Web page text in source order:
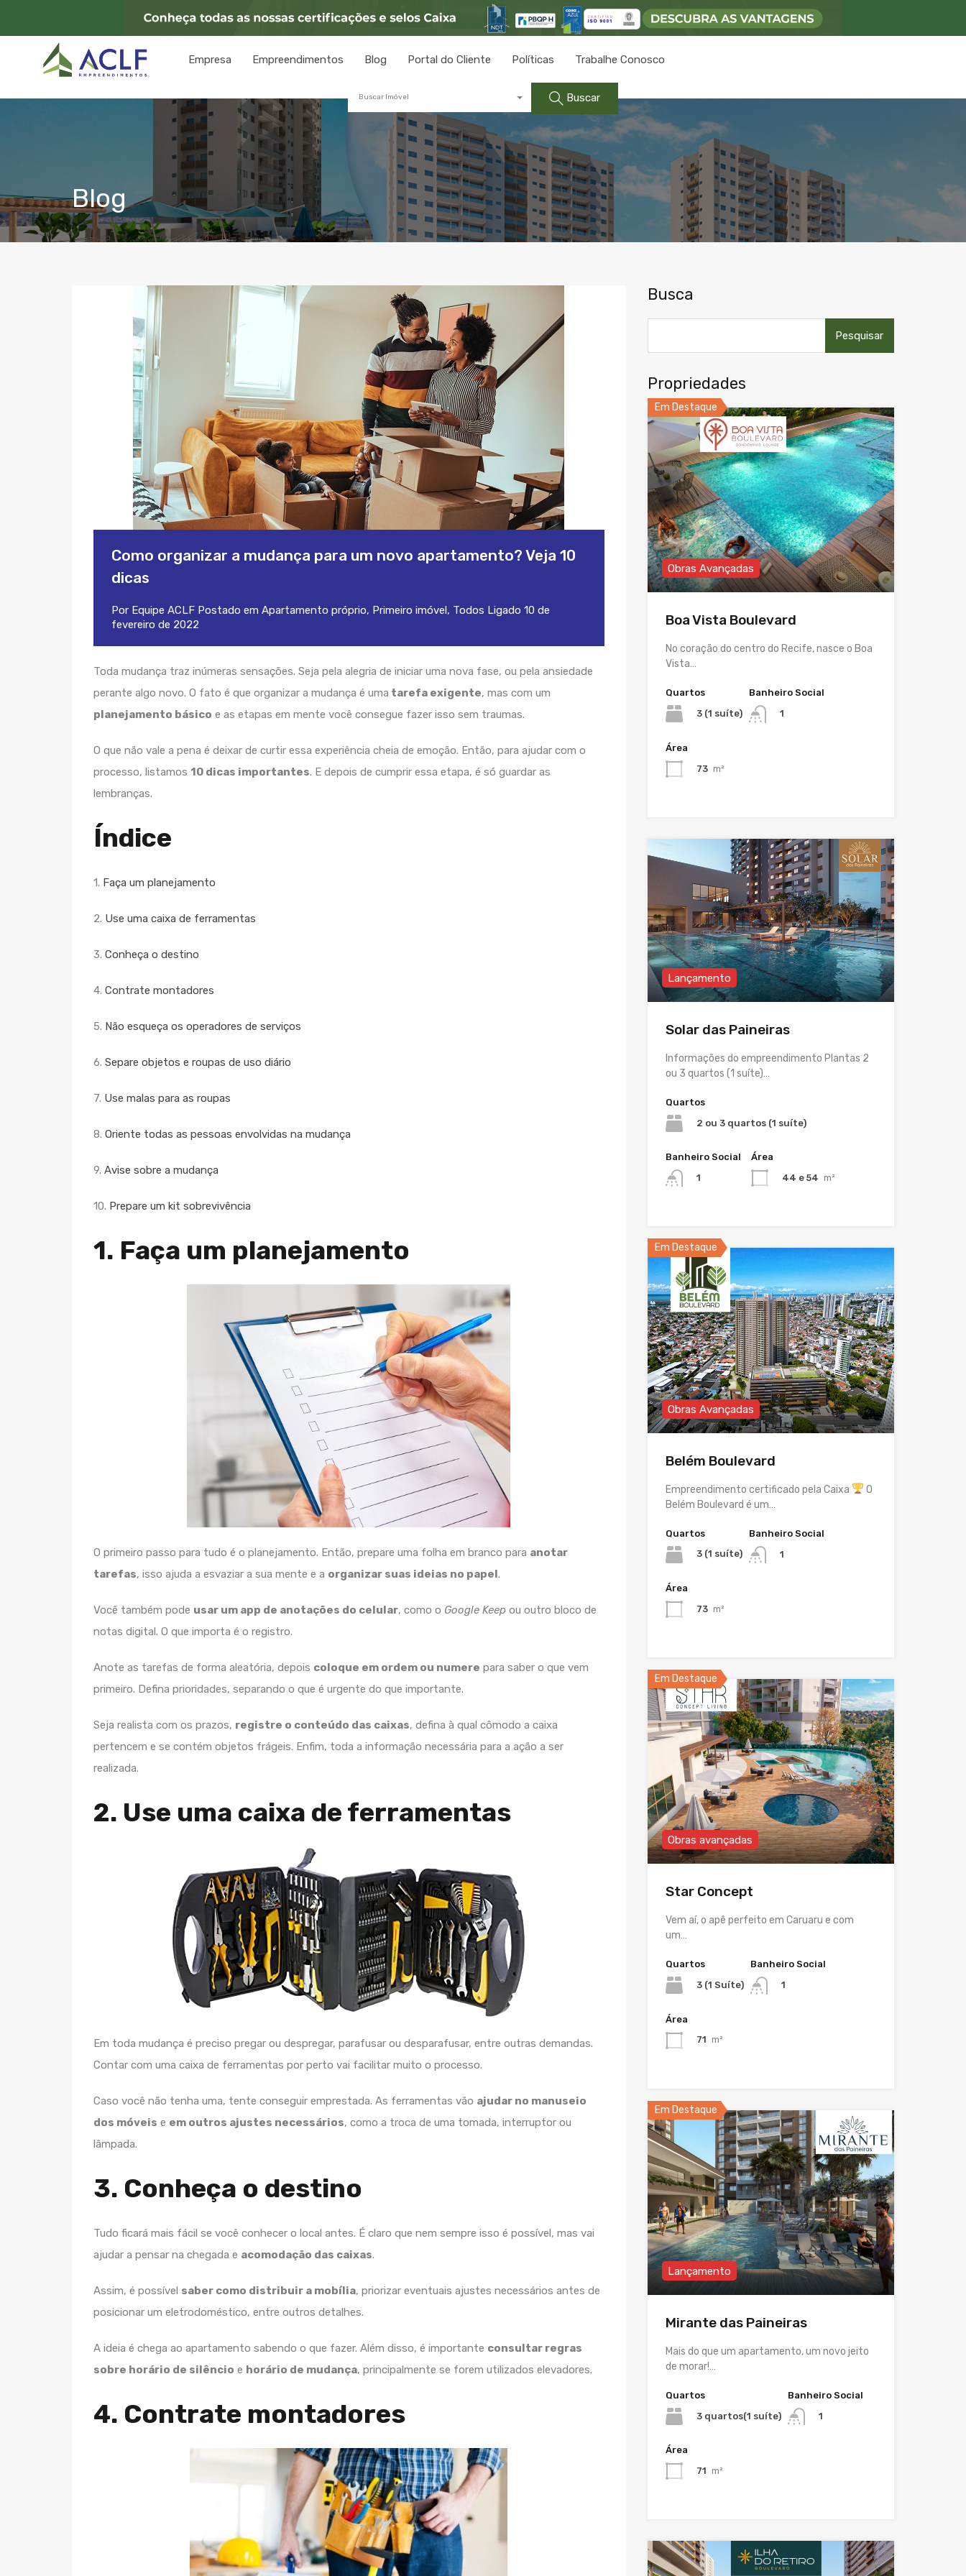
Empresa Empreendimentos Blog Portal do Cliente Políticas Trabalhe Conosco
Buscar Imóvel Buscar
Blog
Como organizar a mudança para um novo apartamento? Veja 10
dicas
Por Equipe ACLF Postado em Apartamento próprio, Primeiro imóvel, Todos Ligado 10 de
fevereiro de 2022
Toda mudança traz inúmeras sensações. Seja pela alegria de iniciar uma nova fase, ou pela ansiedade
perante algo novo. O fato é que organizar a mudança é uma tarefa exigente, mas com um
planejamento básico e as etapas em mente você consegue fazer isso sem traumas.
O que não vale a pena é deixar de curtir essa experiência cheia de emoção. Então, para ajudar com o
processo, listamos 10 dicas importantes. E depois de cumprir essa etapa, é só guardar as
lembranças.
Índice
1. Faça um planejamento
2. Use uma caixa de ferramentas
3. Conheça o destino
4. Contrate montadores
5. Não esqueça os operadores de serviços
6. Separe objetos e roupas de uso diário
7. Use malas para as roupas
8. Oriente todas as pessoas envolvidas na mudança
9. Avise sobre a mudança
10. Prepare um kit sobrevivência
1. Faça um planejamento
O primeiro passo para tudo é o planejamento. Então, prepare uma folha em branco para anotar
tarefas, isso ajuda a esvaziar a sua mente e a organizar suas ideias no papel.
Você também pode usar um app de anotações do celular, como o Google Keep ou outro bloco de
notas digital. O que importa é o registro.
Anote as tarefas de forma aleatória, depois coloque em ordem ou numere para saber o que vem
primeiro. Defina prioridades, separando o que é urgente do que importante.
Seja realista com os prazos, registre o conteúdo das caixas, defina à qual cômodo a caixa
pertencem e se contém objetos frágeis. Enfim, toda a informação necessária para a ação a ser
realizada.
2. Use uma caixa de ferramentas
Em toda mudança é preciso pregar ou despregar, parafusar ou desparafusar, entre outras demandas.
Contar com uma caixa de ferramentas por perto vai facilitar muito o processo.
Caso você não tenha uma, tente conseguir emprestada. As ferramentas vão ajudar no manuseio
dos móveis e em outros ajustes necessários, como a troca de uma tomada, interruptor ou
lâmpada.
3. Conheça o destino
Tudo ficará mais fácil se você conhecer o local antes. É claro que nem sempre isso é possível, mas vai
ajudar a pensar na chegada e acomodação das caixas.
Assim, é possível saber como distribuir a mobília, priorizar eventuais ajustes necessários antes de
posicionar um eletrodoméstico, entre outros detalhes.
A ideia é chega ao apartamento sabendo o que fazer. Além disso, é importante consultar regras
sobre horário de silêncio e horário de mudança, principalmente se forem utilizados elevadores.
4. Contrate montadores
Busca
por:
Propriedades
Em Destaque
Obras Avançadas
Boa Vista Boulevard
No coração do centro do Recife, nasce o Boa
Vista…
Quartos
3 (1 suíte)
Banheiro Social
1
Área
73 m²
Lançamento
Solar das Paineiras
Informações do empreendimento Plantas 2
ou 3 quartos (1 suíte)…
Quartos
2 ou 3 quartos (1 suíte)
Banheiro Social
1
Área
44 e 54 m²
Em Destaque
Obras Avançadas
Belém Boulevard
Empreendimento certificado pela Caixa
O
Belém Boulevard é um…
Quartos
3 (1 suíte)
Banheiro Social
1
Área
73 m²
Em Destaque
Obras avançadas
Star Concept
Vem aí, o apê perfeito em Caruaru e com
um…
Quartos
3 (1 Suíte)
Banheiro Social
1
Área
71 m²
Em Destaque
Lançamento
Mirante das Paineiras
Mais do que um apartamento, um novo jeito
de morar!…
Quartos
3 quartos(1 suíte)
Banheiro Social
1
Área
71 m²